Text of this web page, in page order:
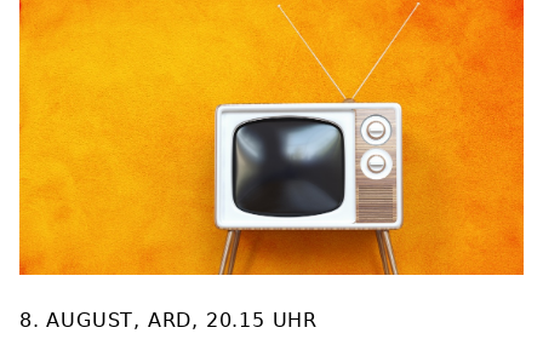
8. AUGUST, ARD, 20.15 UHR